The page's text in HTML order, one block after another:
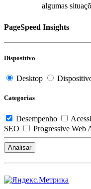
algumas
PageSpeed Insights
Dispositivo
Desktop
Categorias
Desempenho
SEO
Progressive Web
Analisar